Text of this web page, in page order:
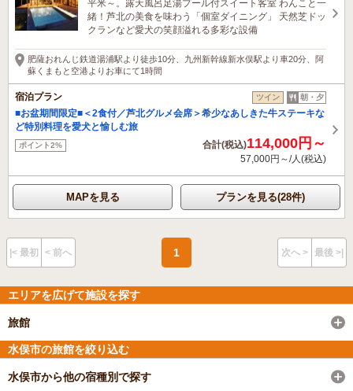
平米～。露天風呂足湯プール付スイート客室 わんこと一
緒！芦北の美食を味わう「個室ダイニング」 天然芝ドッ
クランなど愛犬の笑顔溢れる多彩な設備
肥薩おれんじ鉄道湯浦駅より徒歩10分、九州新幹線新水俣駅より車20分、阿
蘇くまもと空港よりお車にて1時間
宿泊プラン ツイン 朝・夕
■お盆期間限定■＜2食付／芦北グルメ会席＞希少なあしきた牛ステーキな
ど特別料理を愛犬と愉しむ旅
ポイント2% 合計(税込)114,000円～
57,000円～/人(税込)
MAPを見る プランを見る(28件)
|< 最初 < 前へ 1 次へ > 最後 >|
エリアを広げて施設を探す
旅館
水俣市の旅館を絞り込む
水俣市から他の宿種別で探す